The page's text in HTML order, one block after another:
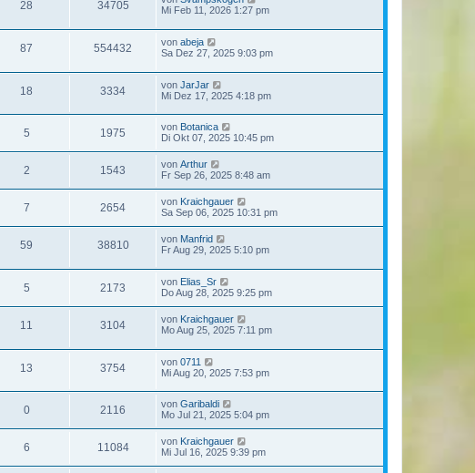
28 34705
Mi Feb 11, 2026 1:27 pm
87 554432 von abeja
Sa Dez 27, 2025 9:03 pm
18 3334 von JarJar
Mi Dez 17, 2025 4:18 pm
5 1975 von Botanica
Di Okt 07, 2025 10:45 pm
2 1543 von Arthur
Fr Sep 26, 2025 8:48 am
7 2654 von Kraichgauer
Sa Sep 06, 2025 10:31 pm
59 38810 von Manfrid
Fr Aug 29, 2025 5:10 pm
5 2173 von Elias_Sr
Do Aug 28, 2025 9:25 pm
11 3104 von Kraichgauer
Mo Aug 25, 2025 7:11 pm
13 3754 von 0711
Mi Aug 20, 2025 7:53 pm
0 2116 von Garibaldi
Mo Jul 21, 2025 5:04 pm
6 11084 von Kraichgauer
Mi Jul 16, 2025 9:39 pm